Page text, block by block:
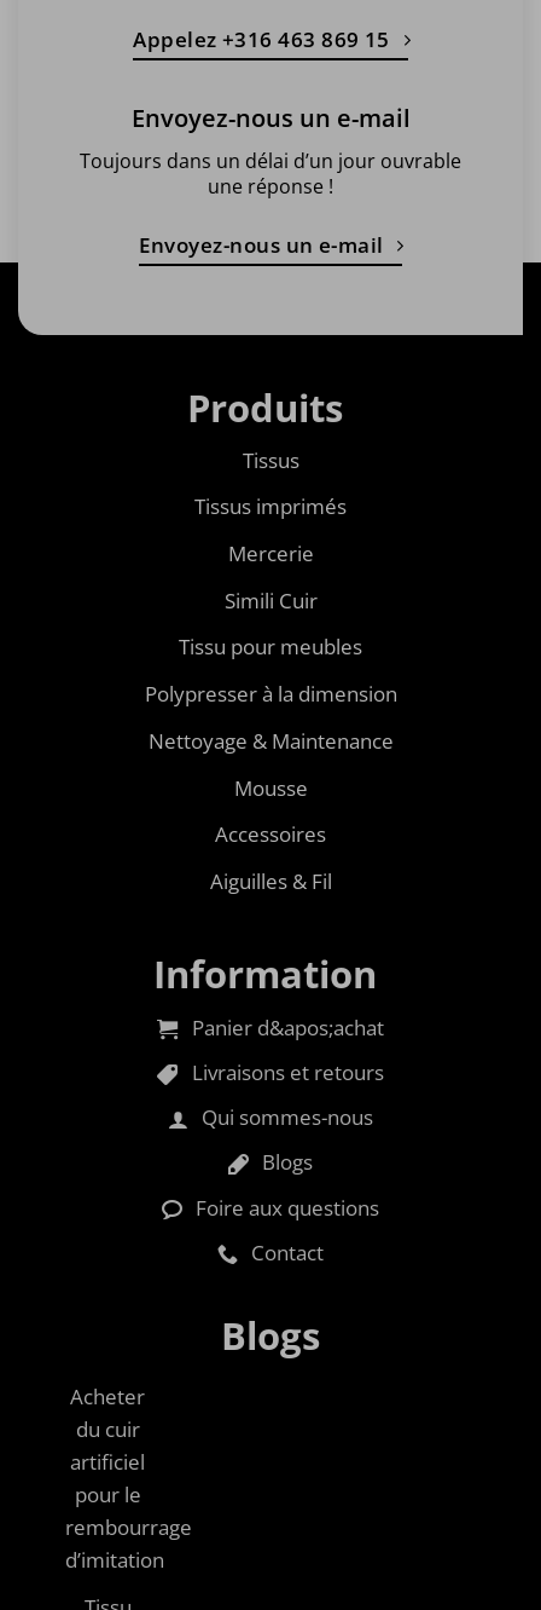
Appelez +316 463 869 15
Envoyez-nous un e-mail
Toujours dans un délai d’un jour ouvrable
une réponse !
Envoyez-nous un e-mail
Produits
Tissus
Tissus imprimés
Mercerie
Simili Cuir
Tissu pour meubles
Polypresser à la dimension
Nettoyage & Maintenance
Mousse
Accessoires
Aiguilles & Fil
Information
Panier d&apos;achat
Livraisons et retours
Qui sommes-nous
Blogs
Foire aux questions
Contact
Blogs
Acheter
du cuir
artificiel
pour le
rembourrage
d’imitation